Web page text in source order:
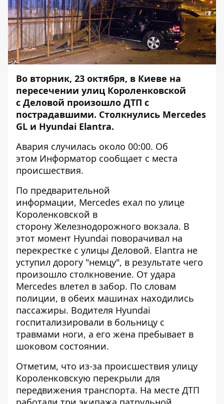
Во вторник, 23 октября, в Киеве на
пересечении улиц Короленковской
с Деловой произошло ДТП с
пострадавшими. Столкнулись Mercedes
GL и Hyundai Elantra.
Авария случилась около 00:00. Об
этом Информатор сообщает с места
происшествия.
По предварительной
информации, Mercedes ехал по улице
Короленковской в
сторону Железнодорожного вокзала. В
этот момент Hyundai поворачивал на
перекрестке с улицы Деловой. Elantra не
уступил дорогу "немцу", в результате чего
произошло столкновение. От удара
Mercedes влетел в забор. По словам
полиции, в обеих машинах находились
пассажиры. Водителя Hyundai
госпитализировали в больницу с
травмами ноги, а его жена пребывает в
шоковом состоянии.
Отметим, что из-за происшествия улицу
Короленковскую перекрыли для
передвижения транспорта. На месте ДТП